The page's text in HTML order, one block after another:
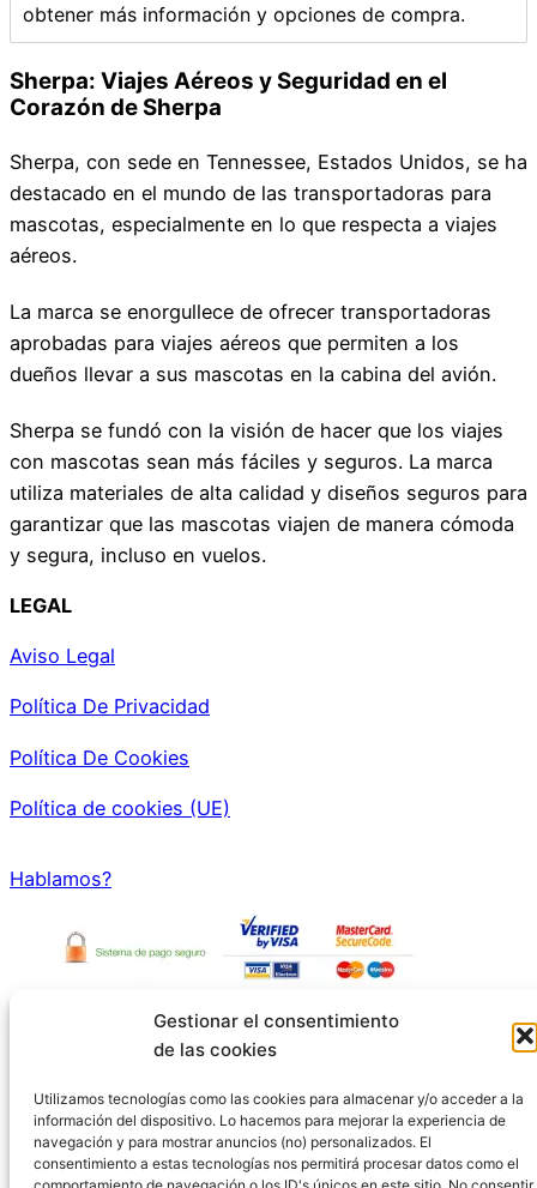
Gestionar el consentimiento
de las cookies
Utilizamos tecnologías como las cookies para almacenar y/o acceder a la
información del dispositivo. Lo hacemos para mejorar la experiencia de
navegación y para mostrar anuncios (no) personalizados. El
consentimiento a estas tecnologías nos permitirá procesar datos como el
obtener más información y opciones de compra.
Sherpa: Viajes Aéreos y Seguridad en el
Corazón de Sherpa
Sherpa, con sede en Tennessee, Estados Unidos, se ha
destacado en el mundo de las transportadoras para
mascotas, especialmente en lo que respecta a viajes
aéreos.
La marca se enorgullece de ofrecer transportadoras
aprobadas para viajes aéreos que permiten a los
dueños llevar a sus mascotas en la cabina del avión.
Sherpa se fundó con la visión de hacer que los viajes
con mascotas sean más fáciles y seguros. La marca
utiliza materiales de alta calidad y diseños seguros para
garantizar que las mascotas viajen de manera cómoda
y segura, incluso en vuelos.
LEGAL
Aviso Legal
Política De Privacidad
Política De Cookies
Política de cookies (UE)
Hablamos?
Si compra a través de enlaces en esta página,
podemos ganar una pequeña comisión.
Pago Seguro a través de Amazon
Incluimos productos que creemos que son útiles para